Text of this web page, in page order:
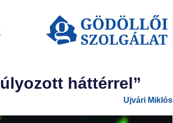
háttérrel”
Ujvári Miklós